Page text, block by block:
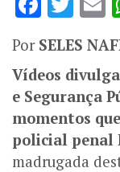
Por SELES
Vídeos
e Segurança
momentos
policial penal
madrugada